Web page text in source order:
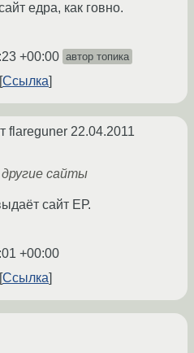
едра, как говно.
+00:00 автор топика
Ссылка
flareguner 22.04.2011
сайты
сайт ЕР.
+00:00
Ссылка